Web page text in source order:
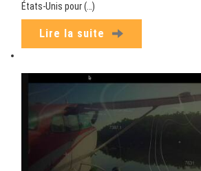
États-Unis pour (…)
Lire la suite